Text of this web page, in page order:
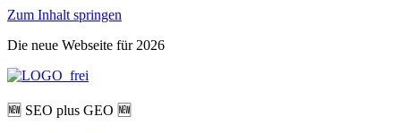
Zum Inhalt springen
Die neue Webseite für 2026
🆕 SEO plus GEO 🆕